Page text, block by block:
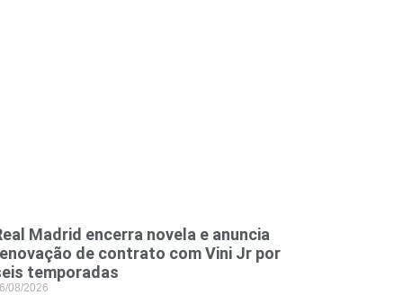
Madrid encerra novela e anuncia
de contrato com Vini Jr por
temporadas
08/2026